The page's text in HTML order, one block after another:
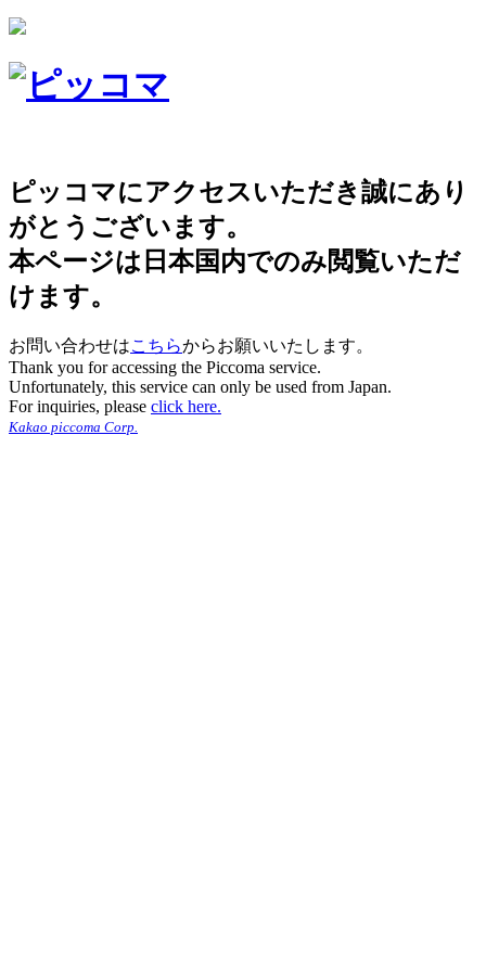
ピッコマにアクセスいただき誠にあり
がとうございます。
本ページは日本国内でのみ閲覧いただ
けます。
お問い合わせはこちらからお願いいたします。
Thank you for accessing the Piccoma service.
Unfortunately, this service can only be used from Japan.
For inquiries, please click here.
Kakao piccoma Corp.